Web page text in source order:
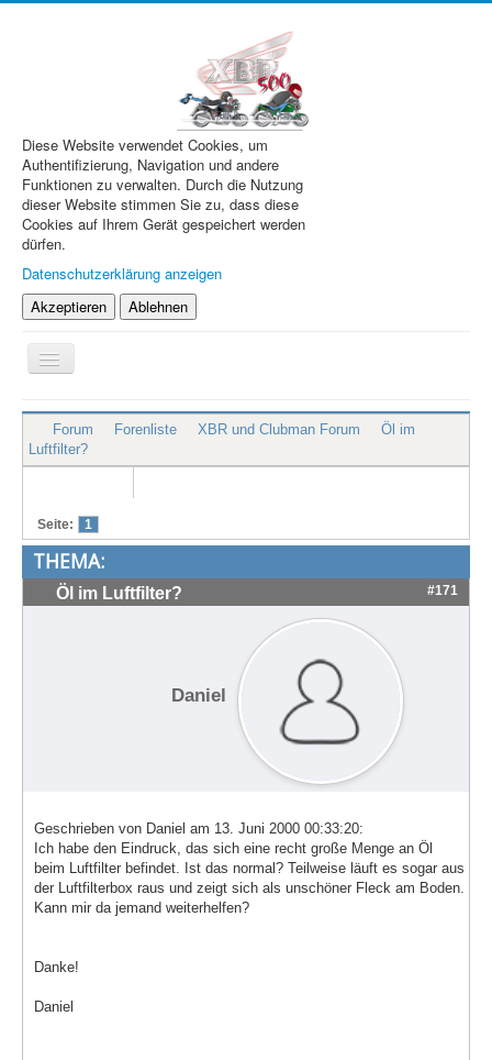
Diese Website verwendet Cookies, um
Authentifizierung, Navigation und andere
Funktionen zu verwalten. Durch die Nutzung
dieser Website stimmen Sie zu, dass diese
Cookies auf Ihrem Gerät gespeichert werden
dürfen.
Datenschutzerklärung anzeigen
Akzeptieren
Ablehnen
Navigation
an/aus
XBR.de
Technik
Treffen & Touren
Cafe-Ecke
Suche
Forum Forenliste XBR und Clubman Forum
Öl im
Luftfilter?
Seite: 1
THEMA:
Öl im Luftfilter? #171
Daniel
Geschrieben von Daniel am 13. Juni 2000 00:33:20:
Ich habe den Eindruck, das sich eine recht große Menge an Öl
beim Luftfilter befindet. Ist das normal? Teilweise läuft es sogar aus
der Luftfilterbox raus und zeigt sich als unschöner Fleck am Boden.
Kann mir da jemand weiterhelfen?
Danke!
Daniel